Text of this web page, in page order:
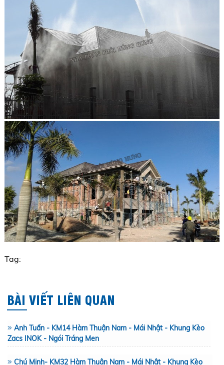
Tag:
BÀI VIẾT LIÊN QUAN
Anh Tuấn - KM14 Hàm Thuận Nam - Mái Nhật - Khung Kèo
Zacs INOK - Ngói Tráng Men
Chú Minh- KM32 Hàm Thuận Nam - Mái Nhật - Khung Kèo